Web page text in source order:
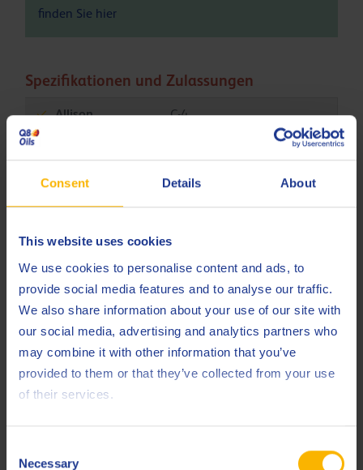
Consent Details About
This website uses cookies
We use cookies to personalise content and ads, to
provide social media features and to analyse our traffic.
We also share information about your use of our site with
our social media, advertising and analytics partners who
may combine it with other information that you’ve
provided to them or that they’ve collected from your use
of their services.
Necessary
finden Sie hier
Spezifikationen und Zulassungen
Allison C-4
DANA
Eaton/Fuller
Komatsu KES 07.868.1
Komatsu Dresser
Vickers 35VQ25
TE-ML 03C
Verwandte Produkte